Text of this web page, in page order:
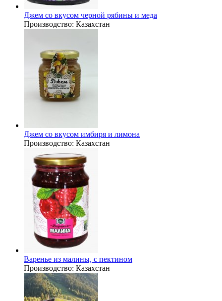
Джем со вкусом черной рябины и меда
Производство: Казахстан
Джем со вкусом имбиря и лимона
Производство: Казахстан
Варенье из малины, с пектином
Производство: Казахстан